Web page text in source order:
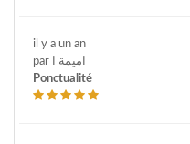
il y a un an
par اميمة ا
Ponctualité